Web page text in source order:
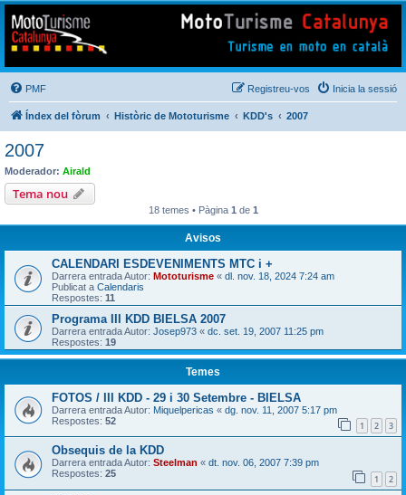
Mototurisme
Turisme en moto en català
PMF Inicia la sessió
Registreu-vos
Índex del fòrum Històric de Mototurisme KDD's 2007
2007
Moderador: Airald
Tema nou
18 temes • Pàgina 1 de 1
Avisos
CALENDARI ESDEVENIMENTS MTC i +
Darrera entrada Autor: Mototurisme « dl. nov. 18, 2024 7:24 am
Publicat a Calendaris
Respostes: 11
Programa III KDD BIELSA 2007
Darrera entrada Autor: Josep973 « dc. set. 19, 2007 11:25 pm
Respostes: 19
Temes
FOTOS / III KDD - 29 i 30 Setembre - BIELSA
Darrera entrada Autor: Miquelpericas « dg. nov. 11, 2007 5:17 pm
Respostes: 52 1 2 3
Obsequis de la KDD
Darrera entrada Autor: Steelman « dt. nov. 06, 2007 7:39 pm
Respostes: 25 1 2